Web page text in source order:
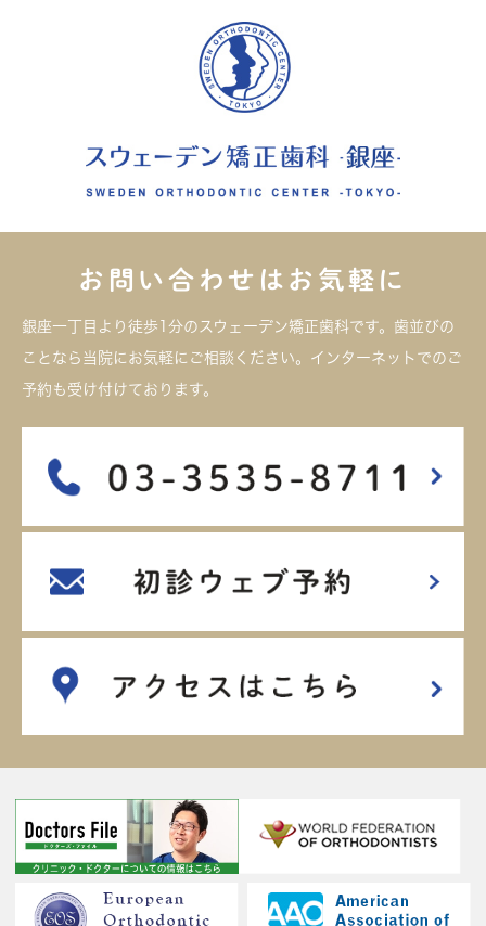
お問い合わせはお気軽に
銀座一丁目より徒歩1分のスウェーデン矯正歯科です。歯並びの
ことなら当院にお気軽にご相談ください。インターネットでのご
予約も受け付けております。